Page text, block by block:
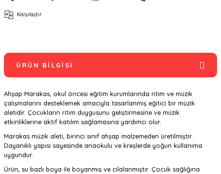
Karşılaştır
ÜRÜN BILGISI
Ahşap Marakas, okul öncesi eğitim kurumlarında ritim ve müzik
çalışmalarını desteklemek amacıyla tasarlanmış eğitici bir müzik
aletidir. Çocukların ritim duygusunu geliştirmesine ve müzik
etkinliklerine aktif katılım sağlamasına yardımcı olur.
Marakas müzik aleti, birinci sınıf ahşap malzemeden üretilmiştir.
Dayanıklı yapısı sayesinde anaokulu ve kreşlerde yoğun kullanıma
uygundur.
Ürün, su bazlı boya ile boyanmış ve cilalanmıştır. Çocuk sağlığına